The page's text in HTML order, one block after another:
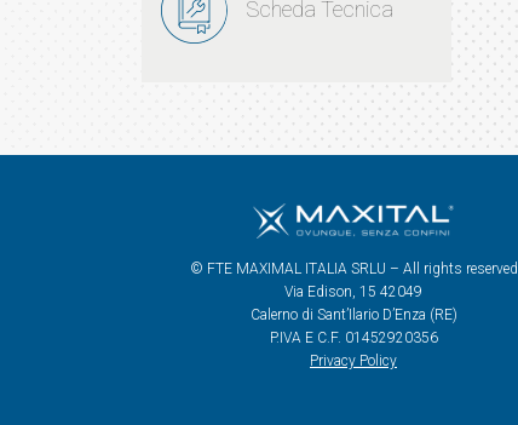
Scheda Tecnica
© FTE MAXIMAL ITALIA SRLU – All rights reserved
Via Edison, 15 42049
Calerno di Sant’Ilario D’Enza (RE)
P.IVA E C.F. 01452920356
Privacy Policy